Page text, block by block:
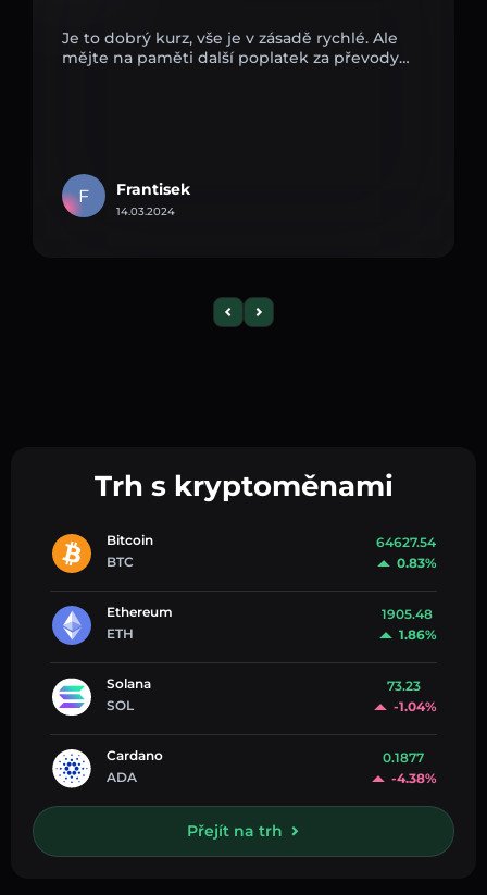
Je to dobrý kurz, vše je v zásadě rychlé. Ale
mějte na paměti další poplatek za převody…
F Frantisek
14.03.2024
Trh s kryptoměnami
Bitcoin
BTC
64627.54
0.83%
Ethereum
ETH
1905.48
1.86%
Solana
SOL
73.23
-1.04%
Cardano
ADA
0.1877
-4.38%
Přejít na trh